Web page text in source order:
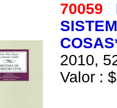
70059
2010,
Valor :